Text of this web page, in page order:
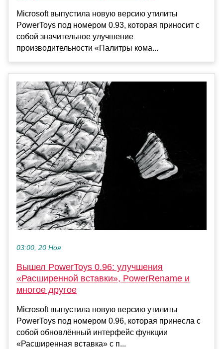
Microsoft выпустила новую версию утилиты
PowerToys под номером 0.93, которая приносит с
собой значительное улучшение
производительности «Палитры кома...
03:00, 20 Ноя
Вышел PowerToys 0.96: улучшения
«Расширенной вставки», PowerRename и
многое другое
Microsoft выпустила новую версию утилиты
PowerToys под номером 0.96, которая принесла с
собой обновлённый интерфейс функции
«Расширенная вставка» с п...